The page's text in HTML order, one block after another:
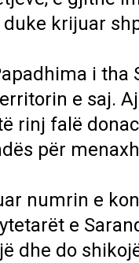
krijuar
i tha
e saj.
rinj falë
për
numrin e
e
dhe do